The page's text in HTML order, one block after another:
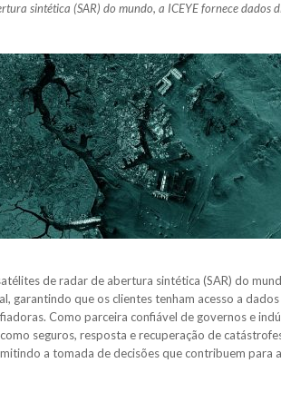
sintética (SAR) do mundo, a ICEYE fornece dados
de radar de abertura sintética (SAR) do
garantindo que os clientes tenham acesso a dados
Como parceira confiável de governos e
seguros, resposta e recuperação de
a tomada de decisões que contribuem para